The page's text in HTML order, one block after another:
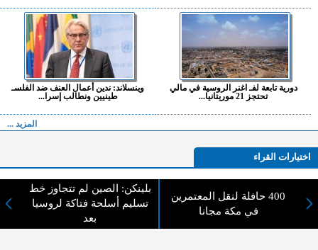
دورية تابعة لفـ اغنر الروسية في مالي
تحتجز 21 موريتانيا...
وينسلاند: ندين أعمال العنف ضد الفلسـ
طينيين ونطالب إسرا...
المزيد ...
اختيارات القراء
لا يوجد مقالات
400 حافلة لنقل المعتمرين
في مكة مجانا
بلينكن: الصين لم تتجاوز خط
تسليم أسلحة فتاكة لروسيا
بعد